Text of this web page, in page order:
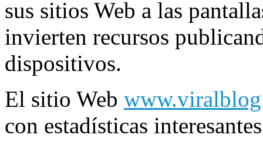
sus sitios Web a las
invierten recursos
dispositivos.
El sitio Web
con estadísticas